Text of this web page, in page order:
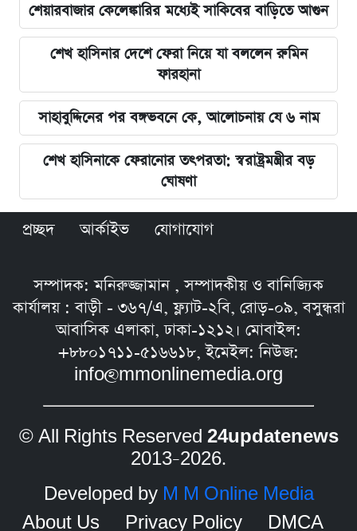
শেয়ারবাজার কেলেঙ্কারির মধ্যেই সাকিবের বাড়িতে আগুন
শেখ হাসিনার দেশে ফেরা নিয়ে যা বললেন রুমিন
ফারহানা
সাহাবুদ্দিনের পর বঙ্গভবনে কে, আলোচনায় যে ৬ নাম
শেখ হাসিনাকে ফেরানোর তৎপরতা: স্বরাষ্ট্রমন্ত্রীর বড়
ঘোষণা
প্রচ্ছদ আর্কাইভ যোগাযোগ
সম্পাদক: মনিরুজ্জামান , সম্পাদকীয় ও বানিজ্যিক
কার্যালয় : বাড়ী - ৩৬৭/এ, ফ্ল্যাট-২বি, রোড়-০৯, বসুন্ধরা
আবাসিক এলাকা, ঢাকা-১২১২। মোবাইল:
+৮৮০১৭১১-৫১৬৬১৮, ইমেইল: নিউজ:
info@mmonlinemedia.org
© All Rights Reserved 24updatenews
2013–2026.
Developed by M M Online Media
About Us
Privacy Policy DMCA